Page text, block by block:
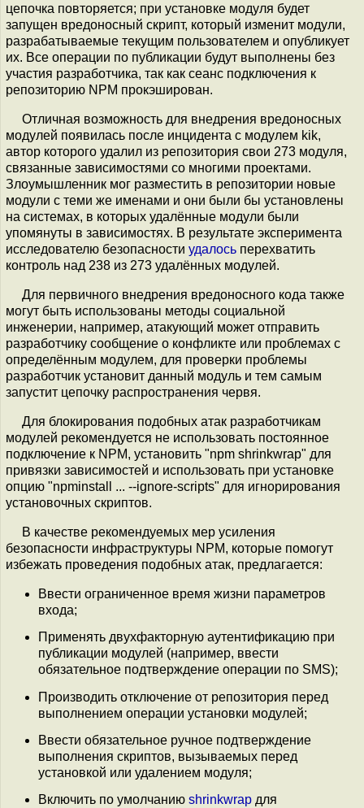
цепочка повторяется; при установке модуля будет
запущен вредоносный скрипт, который изменит модули,
разрабатываемые текущим пользователем и опубликует
их. Все операции по публикации будут выполнены без
участия разработчика, так как сеанс подключения к
репозиторию NPM прокэширован.
Отличная возможность для внедрения вредоносных
модулей появилась после инцидента с модулем kik,
автор которого удалил из репозитория свои 273 модуля,
связанные зависимостями со многими проектами.
Злоумышленник мог разместить в репозитории новые
модули с теми же именами и они были бы установлены
на системах, в которых удалённые модули были
упомянуты в зависимостях. В результате эксперимента
исследователю безопасности удалось перехватить
контроль над 238 из 273 удалённых модулей.
Для первичного внедрения вредоносного кода также
могут быть использованы методы социальной
инженерии, например, атакующий может отправить
разработчику сообщение о конфликте или проблемах с
определённым модулем, для проверки проблемы
разработчик установит данный модуль и тем самым
запустит цепочку распространения червя.
Для блокирования подобных атак разработчикам
модулей рекомендуется не использовать постоянное
подключение к NPM, установить "npm shrinkwrap" для
привязки зависимостей и использовать при установке
опцию "npminstall ... --ignore-scripts" для игнорирования
установочных скриптов.
В качестве рекомендуемых мер усиления
безопасности инфраструктуры NPM, которые помогут
избежать проведения подобных атак, предлагается:
Ввести ограниченное время жизни параметров
входа;
Применять двухфакторную аутентификацию при
публикации модулей (например, ввести
обязательное подтверждение операции по SMS);
Производить отключение от репозитория перед
выполнением операции установки модулей;
Ввести обязательное ручное подтверждение
выполнения скриптов, вызываемых перед
установкой или удалением модуля;
Включить по умолчанию shrinkwrap для